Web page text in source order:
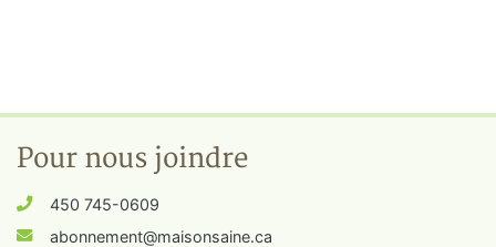
Pour nous joindre
450 745-0609
abonnement@maisonsaine.ca